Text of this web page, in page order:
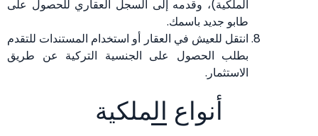
الملكية)، وقدمه إلى السجل العقاري للحصول على
طابو جديد باسمك.
انتقل للعيش في العقار أو استخدام المستندات للتقدم
بطلب الحصول على الجنسية التركية عن طريق
الاستثمار.
أنواع الملكية